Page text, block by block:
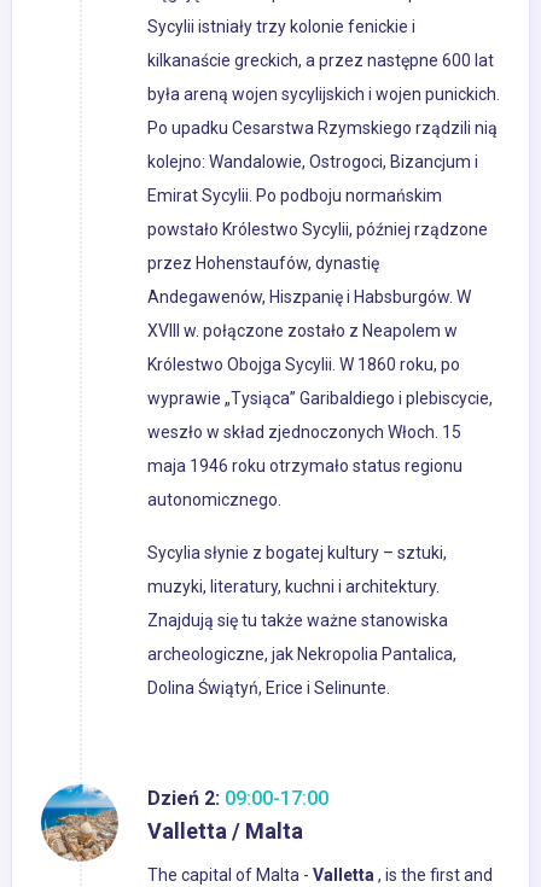
Sycylii istniały trzy kolonie fenickie i
kilkanaście greckich, a przez następne 600 lat
była areną wojen sycylijskich i wojen punickich.
Po upadku Cesarstwa Rzymskiego rządzili nią
kolejno: Wandalowie, Ostrogoci, Bizancjum i
Emirat Sycylii. Po podboju normańskim
powstało Królestwo Sycylii, później rządzone
przez Hohenstaufów, dynastię
Andegawenów, Hiszpanię i Habsburgów. W
XVIII w. połączone zostało z Neapolem w
Królestwo Obojga Sycylii. W 1860 roku, po
wyprawie „Tysiąca” Garibaldiego i plebiscycie,
weszło w skład zjednoczonych Włoch. 15
maja 1946 roku otrzymało status regionu
autonomicznego.
Sycylia słynie z bogatej kultury – sztuki,
muzyki, literatury, kuchni i architektury.
Znajdują się tu także ważne stanowiska
archeologiczne, jak Nekropolia Pantalica,
Dolina Świątyń, Erice i Selinunte.
Dzień 2: 09:00-17:00
Valletta / Malta
The capital of Malta - Valletta, is the first and